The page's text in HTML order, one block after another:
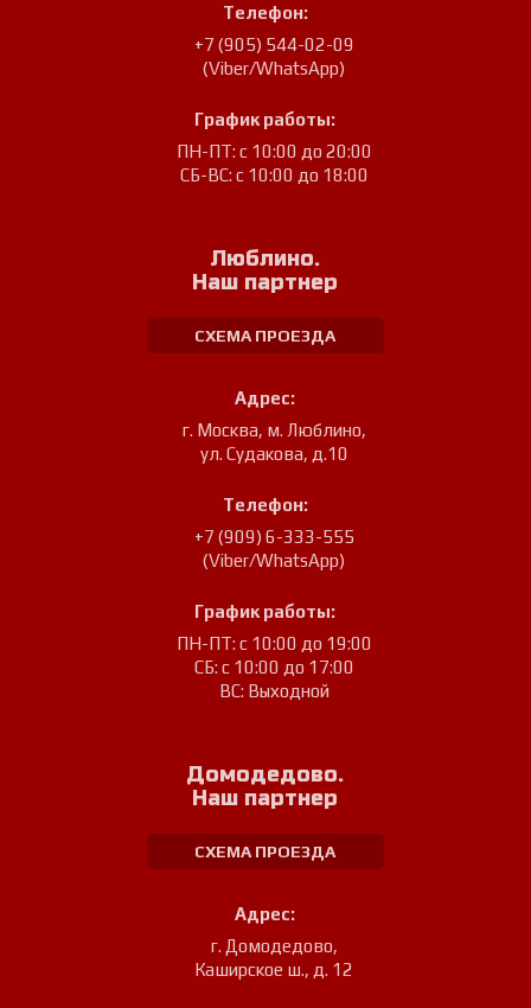
Телефон:
+7 (905) 544-02-09
(Viber/WhatsApp)
График работы:
ПН-ПТ: с 10:00 до 20:00
СБ-ВС: с 10:00 до 18:00
Люблино.
Наш партнер
СХЕМА ПРОЕЗДА
Адрес:
г. Москва, м. Люблино,
ул. Судакова, д.10
Телефон:
+7 (909) 6-333-555
(Viber/WhatsApp)
График работы:
ПН-ПТ: с 10:00 до 19:00
СБ: с 10:00 до 17:00
ВС: Выходной
Домодедово.
Наш партнер
СХЕМА ПРОЕЗДА
Адрес:
г. Домодедово,
Каширское ш., д. 12